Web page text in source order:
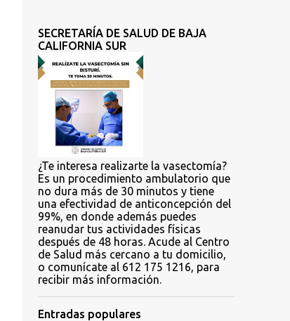
SECRETARÍA DE SALUD DE BAJA
CALIFORNIA SUR
¿Te interesa realizarte la vasectomía?
Es un procedimiento ambulatorio que
no dura más de 30 minutos y tiene
una efectividad de anticoncepción del
99%, en donde además puedes
reanudar tus actividades físicas
después de 48 horas. Acude al Centro
de Salud más cercano a tu domicilio,
o comunícate al 612 175 1216, para
recibir más información.
Entradas populares